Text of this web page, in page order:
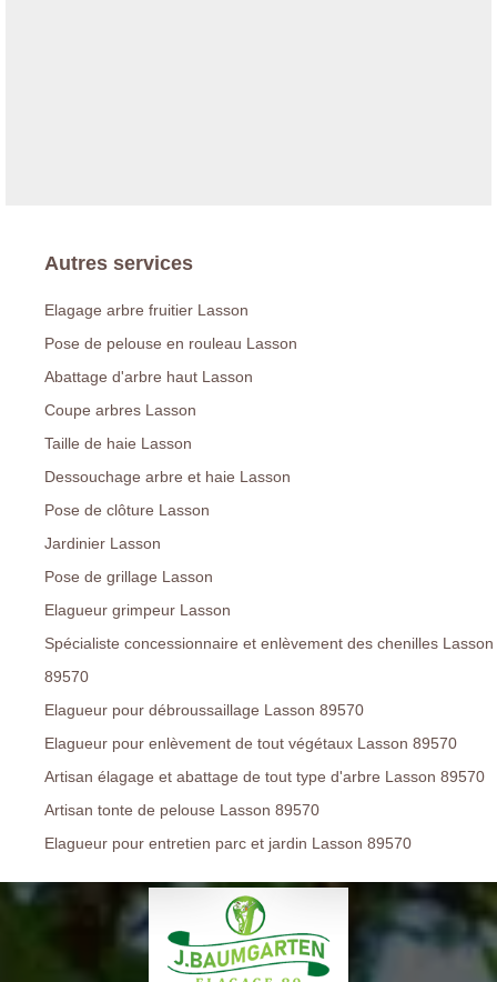
Autres services
Elagage arbre fruitier Lasson
Pose de pelouse en rouleau Lasson
Abattage d'arbre haut Lasson
Coupe arbres Lasson
Taille de haie Lasson
Dessouchage arbre et haie Lasson
Pose de clôture Lasson
Jardinier Lasson
Pose de grillage Lasson
Elagueur grimpeur Lasson
Spécialiste concessionnaire et enlèvement des chenilles Lasson
89570
Elagueur pour débroussaillage Lasson 89570
Elagueur pour enlèvement de tout végétaux Lasson 89570
Artisan élagage et abattage de tout type d'arbre Lasson 89570
Artisan tonte de pelouse Lasson 89570
Elagueur pour entretien parc et jardin Lasson 89570